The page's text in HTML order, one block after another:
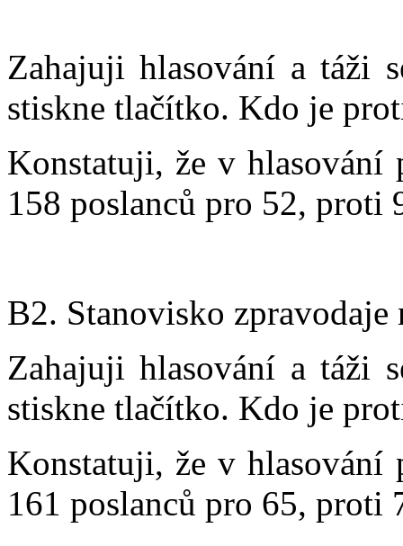
Zahajuji hlasování a táži
stiskne tlačítko. Kdo je
Konstatuji, že v hlasování
158 poslanců pro 52,
B2. Stanovisko
Zahajuji hlasování a táži
stiskne tlačítko. Kdo je
Konstatuji, že v hlasování
161 poslanců pro 65,